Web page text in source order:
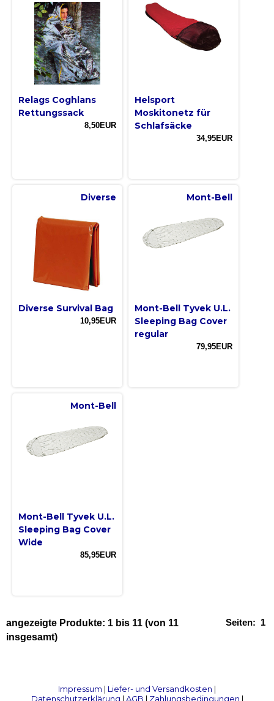
Relags Coghlans
Rettungssack
8,50EUR
Helsport
Moskitonetz für
Schlafsäcke
34,95EUR
Diverse
Diverse Survival Bag
10,95EUR
Mont-Bell
Mont-Bell Tyvek U.L.
Sleeping Bag Cover
regular
79,95EUR
Mont-Bell
Mont-Bell Tyvek U.L.
Sleeping Bag Cover
Wide
85,95EUR
Seiten: 1
angezeigte Produkte: 1 bis 11 (von 11
insgesamt)
Impressum | Liefer- und Versandkosten |
Datenschutzerklärung | AGB | Zahlungsbedingungen |